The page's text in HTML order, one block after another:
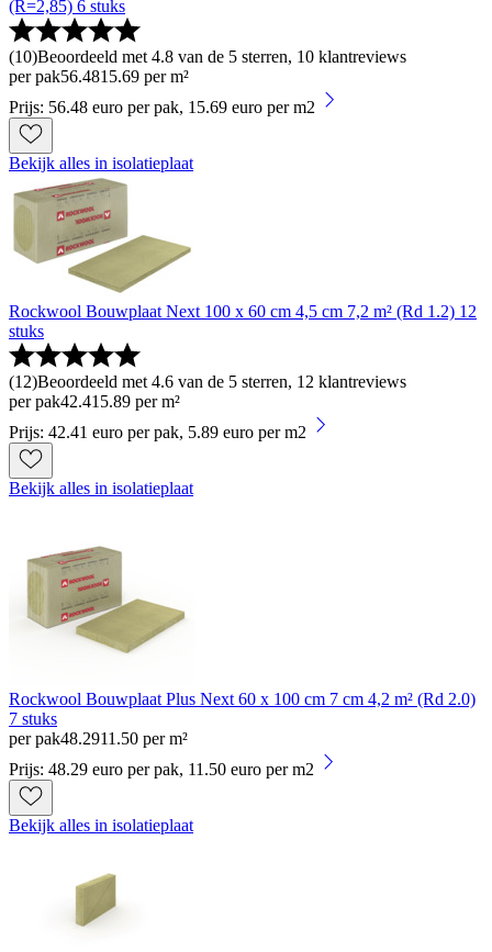
(R=2,85) 6 stuks
(10)Beoordeeld met 4.8 van de 5 sterren, 10 klantreviews
per pak56.4815.69 per m²
Prijs: 56.48 euro per pak, 15.69 euro per m2
Bekijk alles in isolatieplaat
Rockwool Bouwplaat Next 100 x 60 cm 4,5 cm 7,2 m² (Rd 1.2) 12
stuks
(12)Beoordeeld met 4.6 van de 5 sterren, 12 klantreviews
per pak42.41 5.89 per m²
Prijs: 42.41 euro per pak, 5.89 euro per m2
Bekijk alles in isolatieplaat
Rockwool Bouwplaat Plus Next 60 x 100 cm 7 cm 4,2 m² (Rd 2.0)
7 stuks
per pak48.2911.50 per m²
Prijs: 48.29 euro per pak, 11.50 euro per m2
Bekijk alles in isolatieplaat